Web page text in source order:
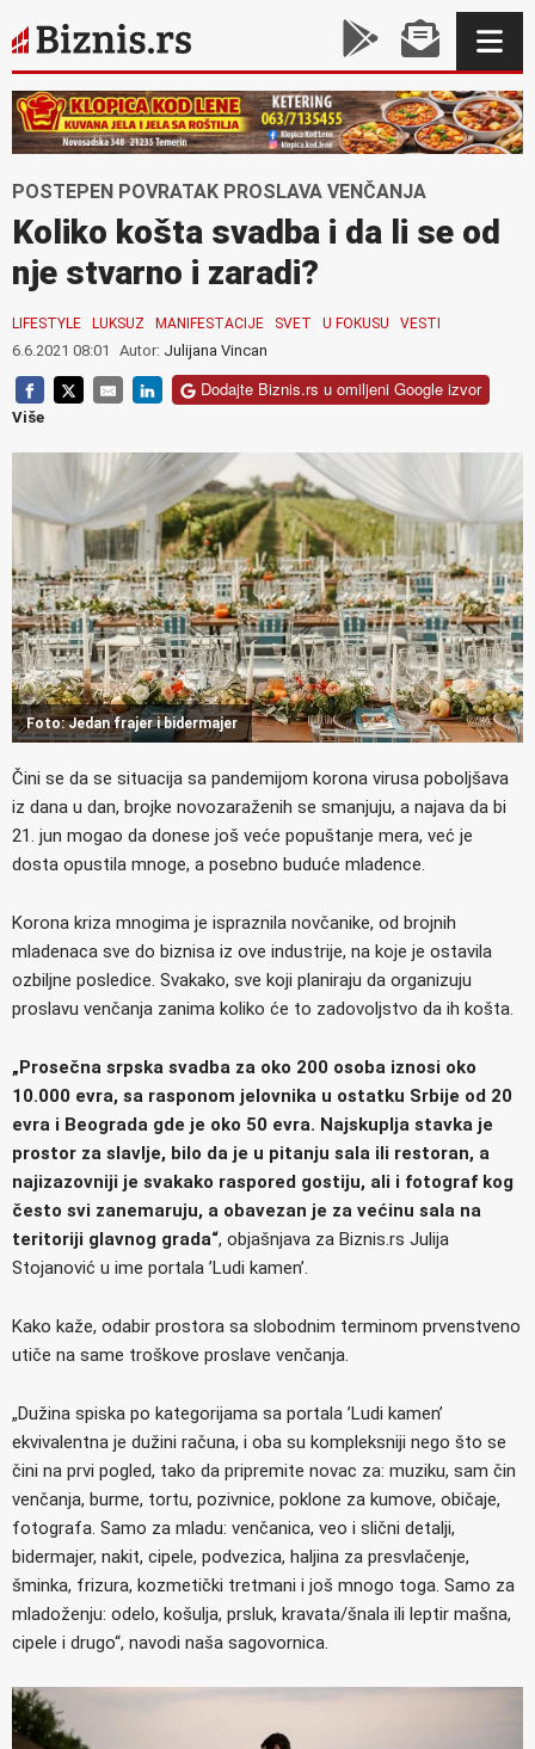
POSTEPEN POVRATAK PROSLAVA VENČANJA
Koliko košta svadba i da li se od
nje stvarno i zaradi?
LIFESTYLE LUKSUZ MANIFESTACIJE SVET U FOKUSU VESTI
6.6.2021 08:01 Autor: Julijana Vincan
Dodajte Biznis.rs u omiljeni Google izvor
Više
Foto: Jedan frajer i bidermajer
Čini se da se situacija sa pandemijom korona virusa poboljšava
iz dana u dan, brojke novozaraženih se smanjuju, a najava da bi
21. jun mogao da donese još veće popuštanje mera, već je
dosta opustila mnoge, a posebno buduće mladence.
Korona kriza mnogima je ispraznila novčanike, od brojnih
mladenaca sve do biznisa iz ove industrije, na koje je ostavila
ozbiljne posledice. Svakako, sve koji planiraju da organizuju
proslavu venčanja zanima koliko će to zadovoljstvo da ih košta.
„Prosečna srpska svadba za oko 200 osoba iznosi oko
10.000 evra, sa rasponom jelovnika u ostatku Srbije od 20
evra i Beograda gde je oko 50 evra. Najskuplja stavka je
prostor za slavlje, bilo da je u pitanju sala ili restoran, a
najizazovniji je svakako raspored gostiju, ali i fotograf kog
često svi zanemaruju, a obavezan je za većinu sala na
teritoriji glavnog grada“, objašnjava za Biznis.rs Julija
Stojanović u ime portala ’Ludi kamen’.
Kako kaže, odabir prostora sa slobodnim terminom prvenstveno
utiče na same troškove proslave venčanja.
„Dužina spiska po kategorijama sa portala ’Ludi kamen’
ekvivalentna je dužini računa, i oba su kompleksniji nego što se
čini na prvi pogled, tako da pripremite novac za: muziku, sam čin
venčanja, burme, tortu, pozivnice, poklone za kumove, običaje,
fotografa. Samo za mladu: venčanica, veo i slični detalji,
bidermajer, nakit, cipele, podvezica, haljina za presvlačenje,
šminka, frizura, kozmetički tretmani i još mnogo toga. Samo za
mladoženju: odelo, košulja, prsluk, kravata/šnala ili leptir mašna,
cipele i drugo“, navodi naša sagovornica.